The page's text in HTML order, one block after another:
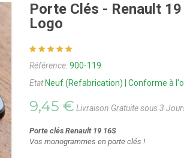
Porte Clés - Renault
Logo
Référence:900-119
Etat Neuf (Refabrication) | Conforme à
9,45 € Livraison Gratuite sous 3
Porte clés Renault 19 16S
Vos monogrammes en porte clés !